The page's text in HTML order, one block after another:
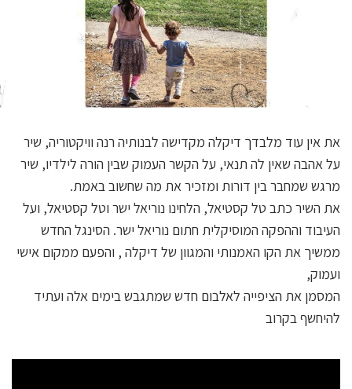
את אין עוד מלבדך דיקלה מקדישה לבנותיה רנה וויקטוריה, שיר
על אהבה שאין לה תנאי, על הקשר העמוק שבין הורה לילדיו, שיר
מרגש שמחבר בין דורות ומזכיר את מה שחשוב באמת.
את השיר כתב טל קסטיאל, הלחינו נוריאל ישר וטל קסטיאל, ועל
העיבוד וההפקה המוסיקלית חתום נוריאל ישר. הסינגל החדש
ממשיך את הקו האמנותי והמגוון של דיקלה , והפעם ממקום אישי
ועמוק,
המסמן את הציפייה לאלבום חדש שמתגבש בימים אלה ועתיד
להיחשף בקרוב